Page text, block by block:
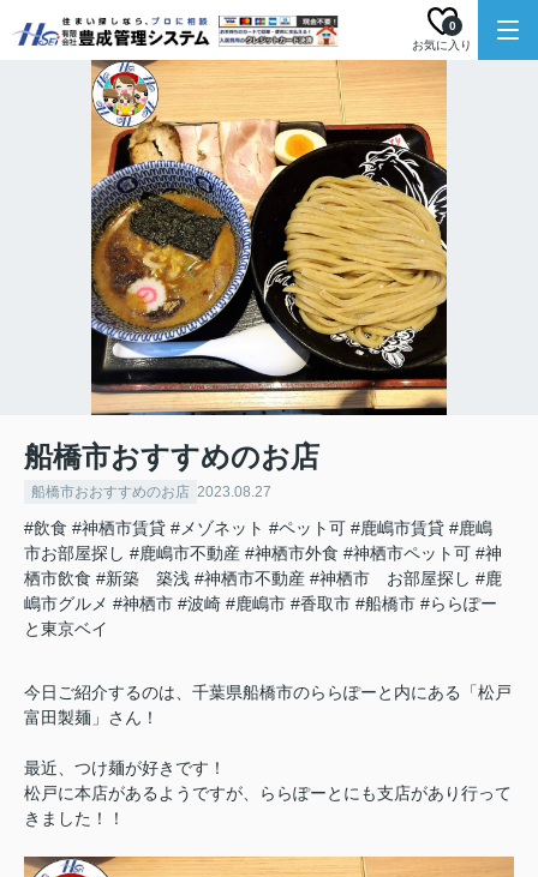
お気に入り
0
船橋市おすすめのお店
船橋市おおすすめのお店 2023.08.27
#飲食 #神栖市賃貸 #メゾネット #ペット可 #鹿嶋市賃貸 #鹿嶋
市お部屋探し #鹿嶋市不動産 #神栖市外食 #神栖市ペット可 #神
栖市飲食 #新築 築浅 #神栖市不動産 #神栖市 お部屋探し #鹿
嶋市グルメ #神栖市 #波崎 #鹿嶋市 #香取市 #船橋市 #ららぽー
と東京ベイ
今日ご紹介するのは、千葉県船橋市のららぽーと内にある「松戸
富田製麺」さん！
最近、つけ麺が好きです！
松戸に本店があるようですが、ららぽーとにも支店があり行って
きました！！